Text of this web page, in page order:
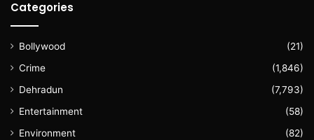
Categories
Bollywood
(21)
Crime
(1,846)
Dehradun
(7,793)
Entertainment
(58)
Environment
(82)